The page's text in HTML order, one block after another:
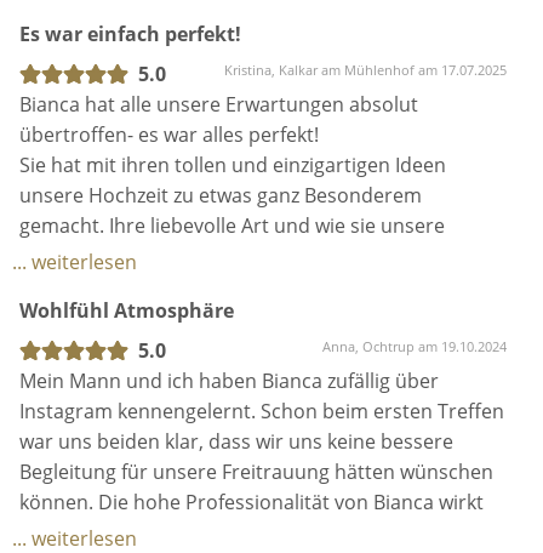
Emotionen zu erzählen, dass bei unseren Gästen
(und uns!) kein Auge trocken blieb. Wir haben von
allen Seiten Feedback bekommen, wie persönlich
und wunderschön die Zeremonie war.
Liebe Grüße
Franzi und Sven
Es war einfach perfekt!
5.0
Kristina, Kalkar am Mühlenhof am 17.07.2025
Bianca hat alle unsere Erwartungen absolut
übertroffen- es war alles perfekt!
Sie hat mit ihren tollen und einzigartigen Ideen
unsere Hochzeit zu etwas ganz Besonderem
gemacht. Ihre liebevolle Art und wie sie unsere
Familie und Freunde mit in die Zeremonie
persönlicher und unvergesslicher gemacht.
Sie hatte eine großartige Idee, die wir sofort
umgesetzt haben – alle waren emotional total
gefangen und reden da heute noch von! Sie ist mit
vollem Herzen dabei, hat sich viel Zeit für uns
genommen, war jederzeit für uns erreichbar, hat sich
viele Gedanken gemacht, unsere Wünsche mit
einbezogen und am Ende hatten wir unsere perfekte
... weiterlesen
Wohlfühl Atmosphäre
5.0
Anna, Ochtrup am 19.10.2024
Mein Mann und ich haben Bianca zufällig über
Instagram kennengelernt. Schon beim ersten Treffen
war uns beiden klar, dass wir uns keine bessere
Begleitung für unsere Freitrauung hätten wünschen
können. Die hohe Professionalität von Bianca wirkt
durch ihre warme und herzliche Art natürlich und
... weiterlesen